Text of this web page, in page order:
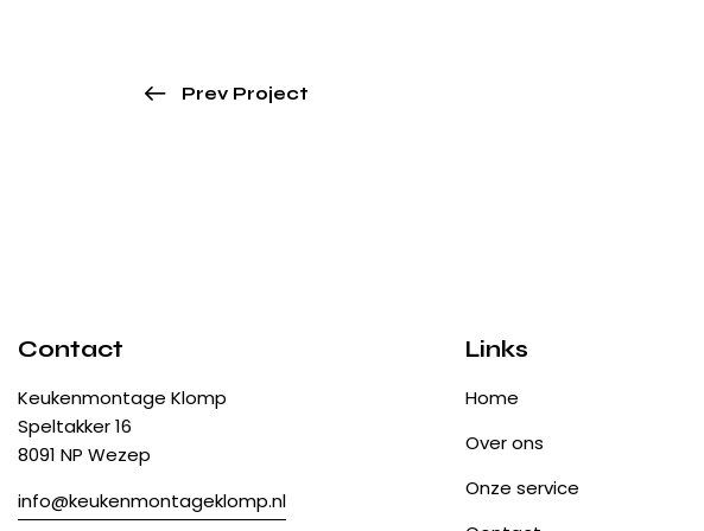
Prev Project
Contact
Keukenmontage Klomp
Speltakker 16
8091 NP Wezep
info@keukenmontageklomp.nl
Links
Home
Over ons
Onze service